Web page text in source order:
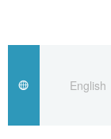
社会
文化
科学・技術
English